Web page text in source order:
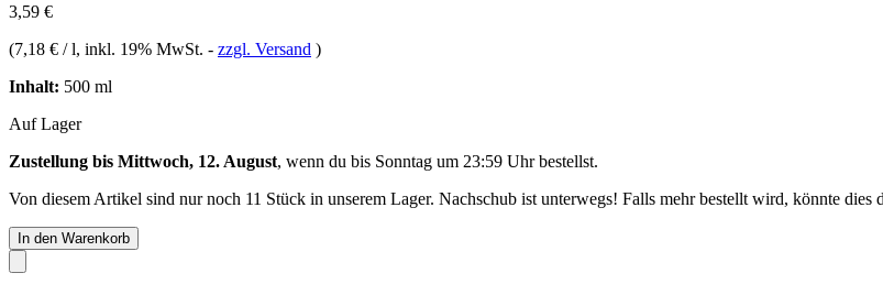
3,59 €
(7,18 € / l, inkl. 19% MwSt. - zzgl. Versand )
Inhalt: 500 ml
Auf Lager
Zustellung bis Mittwoch, 12. August, wenn du bis Sonntag um 23:59 Uhrbestellst.
Von diesem Artikel sind nur noch 11 Stück in unserem Lager. Nachschub ist unterwegs! Falls mehr bestellt wird, könnte dies
In den Warenkorb